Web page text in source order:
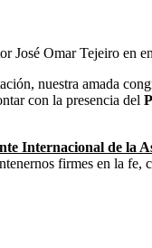
José Omar Tejeiro en
nuestra amada
con la presencia del
Internacional de la
firmes en la fe,